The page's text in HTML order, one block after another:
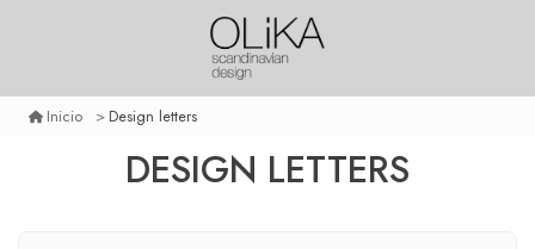
Inicio Design letters
DESIGN LETTERS